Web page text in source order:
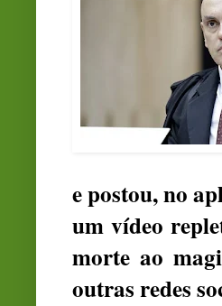
e postou, no
um vídeo
morte ao
outras redes